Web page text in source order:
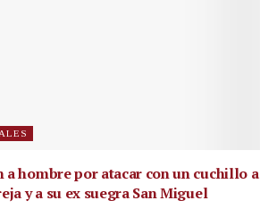
a hombre por atacar con un cuchillo a
y a su ex suegra San Miguel